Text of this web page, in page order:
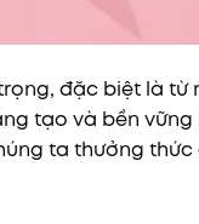
đặc biệt là từ
tạo và bền vững
ta thưởng